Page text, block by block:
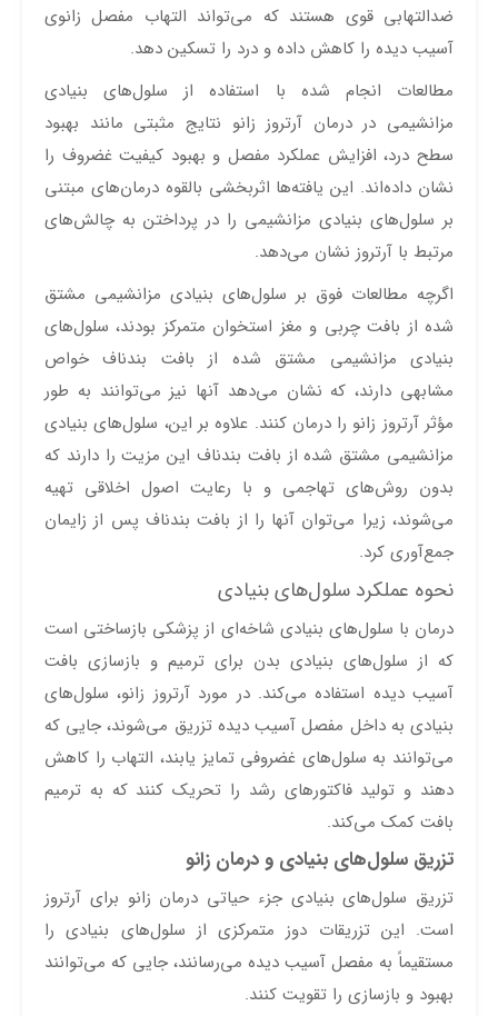
ضدالتهابی قوی هستند که می‌تواند التهاب مفصل زانوی
آسیب دیده را کاهش داده و درد را تسکین دهد.
مطالعات انجام شده با استفاده از سلول‌های بنیادی
مزانشیمی در درمان آرتروز زانو نتایج مثبتی مانند بهبود
سطح درد، افزایش عملکرد مفصل و بهبود کیفیت غضروف را
نشان داده‌اند. این یافته‌ها اثربخشی بالقوه درمان‌های مبتنی
بر سلول‌های بنیادی مزانشیمی را در پرداختن به چالش‌های
مرتبط با آرتروز نشان می‌دهد.
اگرچه مطالعات فوق بر سلول‌های بنیادی مزانشیمی مشتق
شده از بافت چربی و مغز استخوان متمرکز بودند، سلول‌های
بنیادی مزانشیمی مشتق شده از بافت بندناف خواص
مشابهی دارند، که نشان می‌دهد آنها نیز می‌توانند به طور
مؤثر آرتروز زانو را درمان کنند. علاوه بر این، سلول‌های بنیادی
مزانشیمی مشتق شده از بافت بندناف این مزیت را دارند که
بدون روش‌های تهاجمی و با رعایت اصول اخلاقی تهیه
می‌شوند، زیرا می‌توان آنها را از بافت بندناف پس از زایمان
جمع‌آوری کرد.
نحوه عملکرد سلول‌های بنیادی
درمان با سلول‌های بنیادی شاخه‌ای از پزشکی بازساختی است
که از سلول‌های بنیادی بدن برای ترمیم و بازسازی بافت
آسیب دیده استفاده می‌کند. در مورد آرتروز زانو، سلول‌های
بنیادی به داخل مفصل آسیب دیده تزریق می‌شوند، جایی که
می‌توانند به سلول‌های غضروفی تمایز یابند، التهاب را کاهش
دهند و تولید فاکتورهای رشد را تحریک کنند که به ترمیم
بافت کمک می‌کند.
تزریق سلول‌های بنیادی و درمان زانو
تزریق سلول‌های بنیادی جزء حیاتی درمان زانو برای آرتروز
است. این تزریقات دوز متمرکزی از سلول‌های بنیادی را
مستقیماً به مفصل آسیب دیده می‌رسانند، جایی که می‌توانند
بهبود و بازسازی را تقویت کنند.